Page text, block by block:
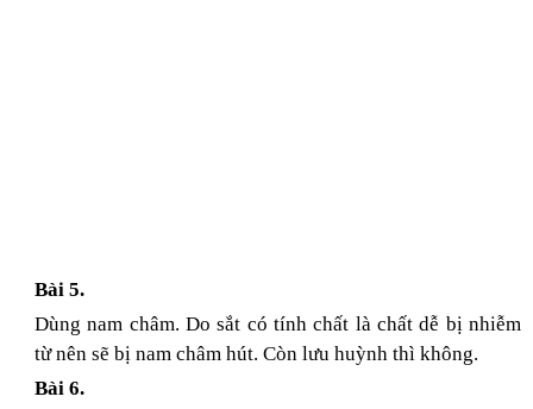
Bài 5.
Dùng nam châm. Do sắt có tính chất là chất dễ bị nhiễm
từ nên sẽ bị nam châm hút. Còn lưu huỳnh thì không.
Bài 6.